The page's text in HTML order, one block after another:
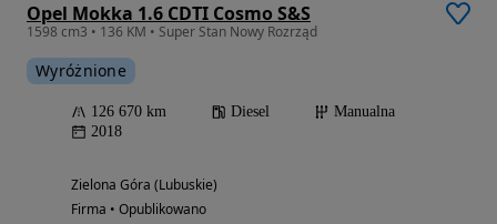
Opel Mokka 1.6 CDTI Cosmo S&S
1598 cm3 • 136 KM • Super Stan Nowy Rozrząd
Wyróżnione
126 670 km Diesel
Manualna
2018
Zielona Góra (Lubuskie)
Firma • Opublikowano